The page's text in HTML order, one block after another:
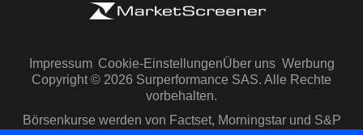
Impressum Cookie-EinstellungenÜber uns Werbung
Copyright © 2026 Surperformance SAS. Alle Rechte
vorbehalten.
Börsenkurse werden von Factset, Morningstar und S&P